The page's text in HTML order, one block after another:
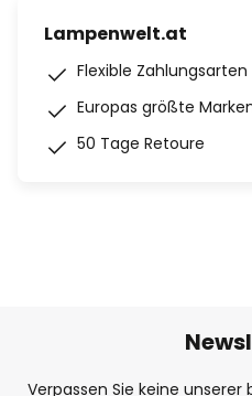
Lampenwelt.at
Flexible Zahlungsarten
Europas größte
50 Tage Retoure
Verpassen Sie keine